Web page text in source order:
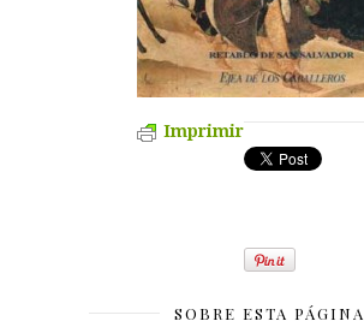
Imprimir
SOBRE ESTA PÁGINA